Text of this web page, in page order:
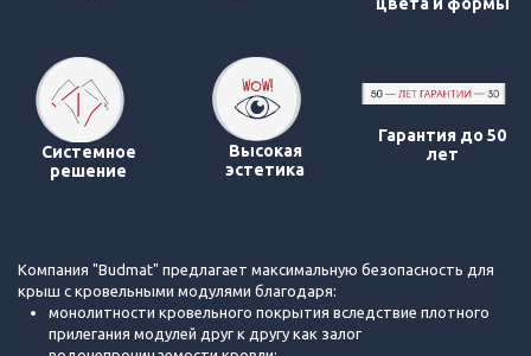
Системное
решение
Высокая
эстетика
Гарантия до 50
лет
Компания "Budmat" предлагает максимальную безопасность для
крыш с кровельными модулями благодаря:
монолитности кровельного покрытия вследствие плотного
прилегания модулей друг к другу как залог